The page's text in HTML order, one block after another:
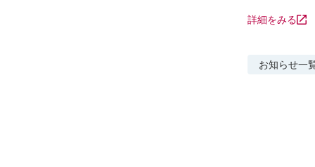
詳細をみる
お知らせ一